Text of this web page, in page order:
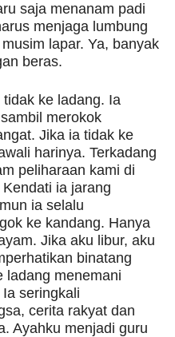
saja menanam padi
menjaga lumbung
lapar. Ya, banyak
beras.
ke ladang. Ia
merokok
Jika ia tidak ke
harinya. Terkadang
peliharaan kami di
ia jarang
ia selalu
ke kandang. Hanya
Jika aku libur, aku
binatang
ladang menemani
seringkali
cerita rakyat dan
Ayahku menjadi guru